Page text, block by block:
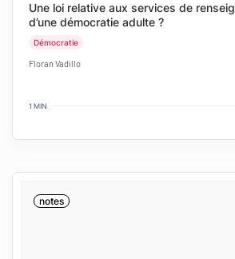
Une loi relative aux services de
d’une démocratie adulte ?
Démocratie
Floran Vadillo
1 MIN
notes